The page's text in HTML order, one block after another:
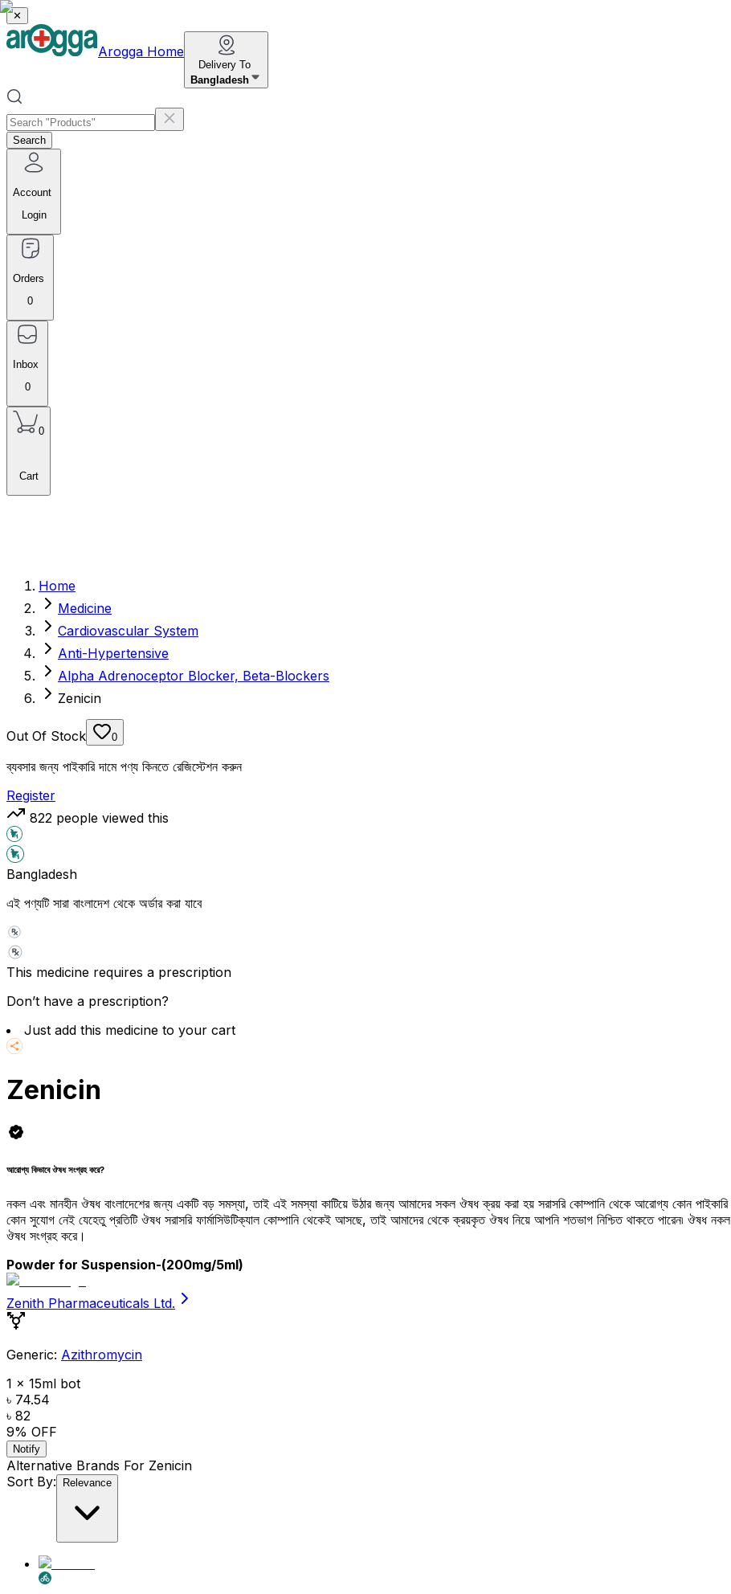
✕
Arogga Home
Delivery To
Bangladesh
Search
Account
Login
Orders
0
Inbox
0
0
Cart
Home
Medicine
Cardiovascular System
Anti-Hypertensive
Alpha Adrenoceptor Blocker, Beta-Blockers
Zenicin
Out Of Stock 0
ব্যবসার জন্য পাইকারি দামে পণ্য কিনতে রেজিস্টেশন করুন
Register
822 people viewed this
Bangladesh
এই পণ্যটি সারা বাংলাদেশ থেকে অর্ডার করা যাবে
This medicine requires a prescription
Don’t have a prescription?
Just add this medicine to your cart
Zenicin
আরোগ্য কিভাবে ঔষধ সংগ্রহ করে?
নকল এবং মানহীন ঔষধ বাংলাদেশের জন্য একটি বড় সমস্যা, তাই এই সমস্যা কাটিয়ে উঠার জন্য আমাদের সকল ঔষধ ক্রয় করা হয় সরাসরি কোম্পানি থেকে আরোগ্য কোন
কোন সুযোগ নেই যেহেতু প্রতিটি ঔষধ সরাসরি ফার্মাসিউটিক্যাল কোম্পানি থেকেই আসছে, তাই আমাদের থেকে ক্রয়কৃত ঔষধ নিয়ে আপনি শতভাগ নিশ্চিত থাকতে পারেন৷
ঔষধ সংগ্রহ করে।
Powder for Suspension-(200mg/5ml)
Zenith Pharmaceuticals Ltd.
Generic: Azithromycin
1 x 15ml bot
৳ 74.54
৳ 82
9% OFF
Notify
Alternative Brands For Zenicin
Sort By:
Relevance